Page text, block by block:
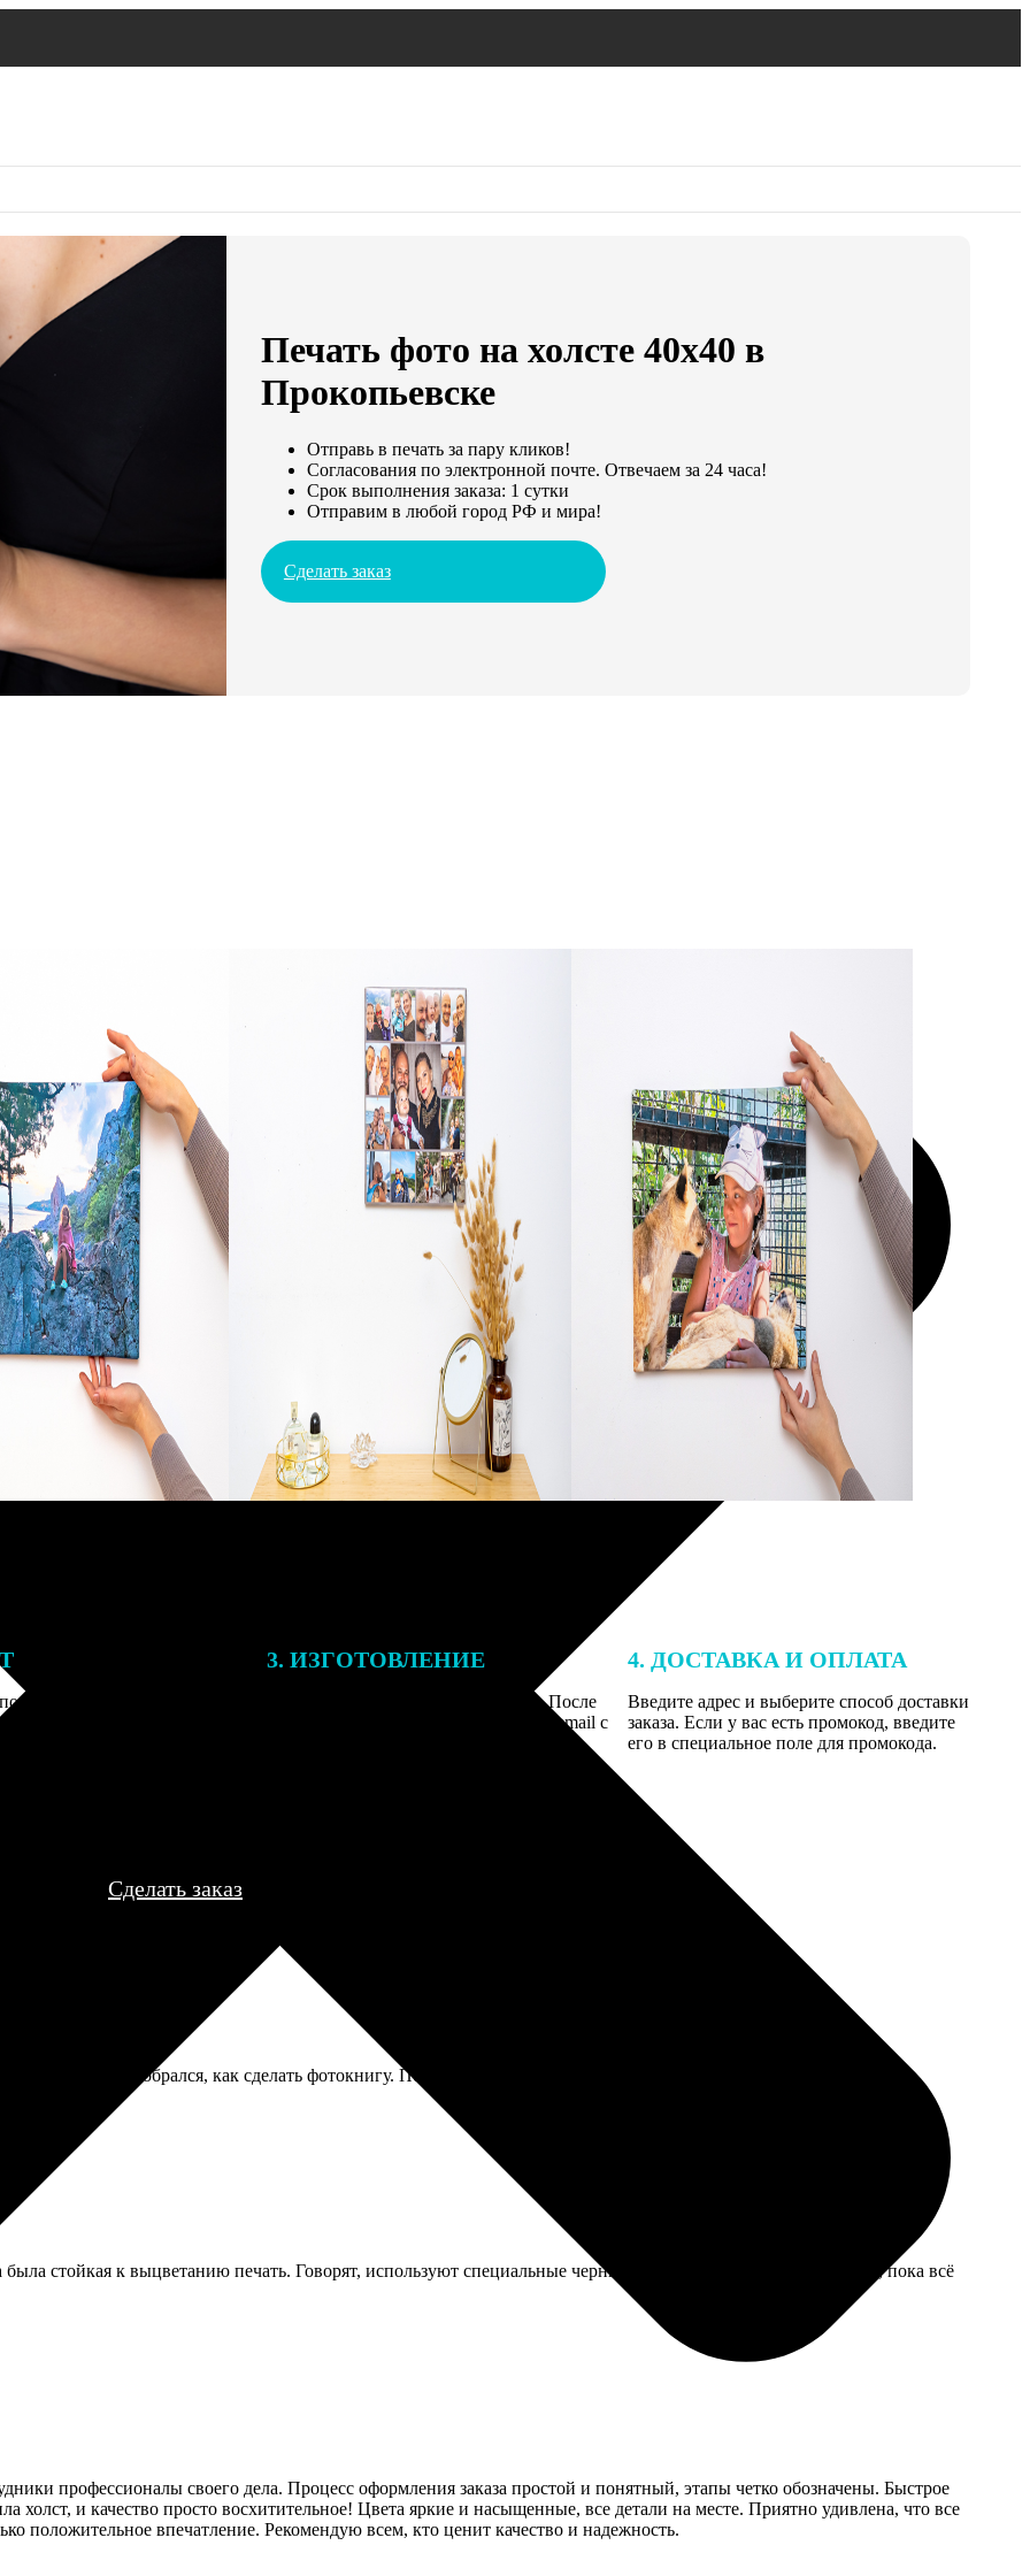
Печать фото на холсте 40х40 в
Прокопьевске
Отправь в печать за пару кликов!
Согласования по электронной почте. Отвечаем за 24 часа!
Срок выполнения заказа: 1 сутки
Отправим в любой город РФ и мира!
Сделать заказ
заказа к печати
могут связаться с Вами
телефону или email для
деталей.
3. ИЗГОТОВЛЕНИЕ
Оплатите заказ банковской картой. После
оплаты получите подтверждение на email с
описанием заказа. Когда отправим заказ
4. ДОСТАВКА И ОПЛАТА
Введите адрес и выберите способ доставки
заказа. Если у вас есть промокод, введите
его в специальное поле для промокода.
Сделать заказ
я не сразу разобрался, как сделать фотокнигу. Помог гугл, в итоге справился.
стойкая к выцветанию печать. Говорят, используют специальные чернила. Посмотрим, как продержится, пока всё
профессионалы своего дела. Процесс оформления заказа простой и понятный, этапы четко обозначены. Быстрое
холст, и качество просто восхитительное! Цвета яркие и насыщенные, все детали на месте. Приятно удивлена, что все
положительное впечатление. Рекомендую всем, кто ценит качество и надежность.